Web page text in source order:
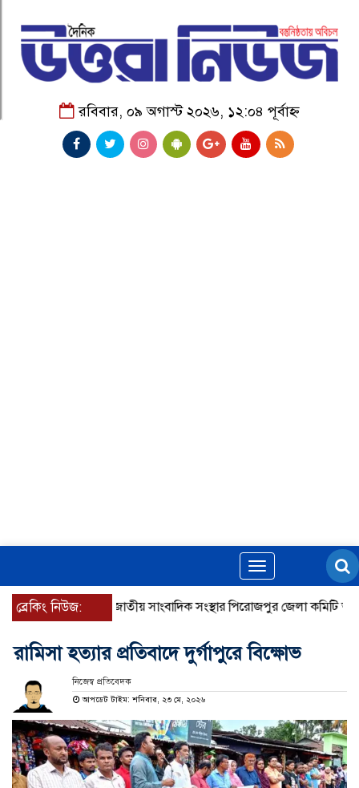
রবিবার, ০৯ অগাস্ট ২০২৬, ১২:০৪ পূর্বাহ্ন
Toggle
navigation
ব্রেকিং নিউজ: জাতীয় সাংবাদিক সংস্থার পিরোজপুর জেলা কমিটি
রামিসা হত্যার প্রতিবাদে দুর্গাপুরে বিক্ষোভ
নিজেস্ব প্রতিবেদক
আপডেট টাইম: শনিবার, ২৩ মে, ২০২৬